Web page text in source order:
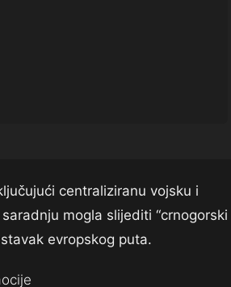
centraliziranu vojsku i
mogla slijediti “crnogorski
evropskog puta.